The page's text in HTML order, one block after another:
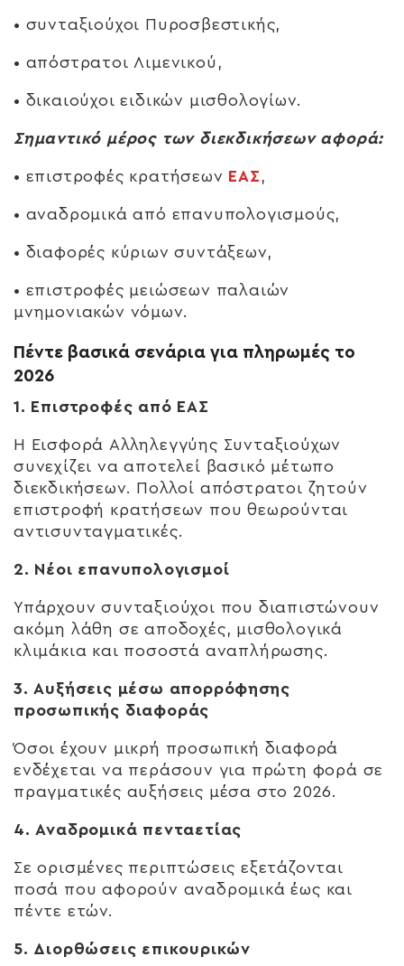
• συνταξιούχοι Πυροσβεστικής,
• απόστρατοι Λιμενικού,
• δικαιούχοι ειδικών μισθολογίων.
Σημαντικό μέρος των διεκδικήσεων αφορά:
• επιστροφές κρατήσεων ΕΑΣ ,
• αναδρομικά από επανυπολογισμούς,
• διαφορές κύριων συντάξεων,
• επιστροφές μειώσεων παλαιών
μνημονιακών νόμων.
Πέντε βασικά σενάρια για πληρωμές το
2026
1. Επιστροφές από ΕΑΣ
Η Εισφορά Αλληλεγγύης Συνταξιούχων
συνεχίζει να αποτελεί βασικό μέτωπο
διεκδικήσεων. Πολλοί απόστρατοι ζητούν
επιστροφή κρατήσεων που θεωρούνται
αντισυνταγματικές.
2. Νέοι επανυπολογισμοί
Υπάρχουν συνταξιούχοι που διαπιστώνουν
ακόμη λάθη σε αποδοχές, μισθολογικά
κλιμάκια και ποσοστά αναπλήρωσης.
3. Αυξήσεις μέσω απορρόφησης
προσωπικής διαφοράς
Όσοι έχουν μικρή προσωπική διαφορά
ενδέχεται να περάσουν για πρώτη φορά σε
πραγματικές αυξήσεις μέσα στο 2026.
4. Αναδρομικά πενταετίας
Σε ορισμένες περιπτώσεις εξετάζονται
ποσά που αφορούν αναδρομικά έως και
πέντε ετών.
5. Διορθώσεις επικουρικών